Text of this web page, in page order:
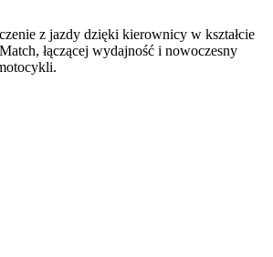
z jazdy dzięki kierownicy w kształcie
łączącej wydajność i nowoczesny